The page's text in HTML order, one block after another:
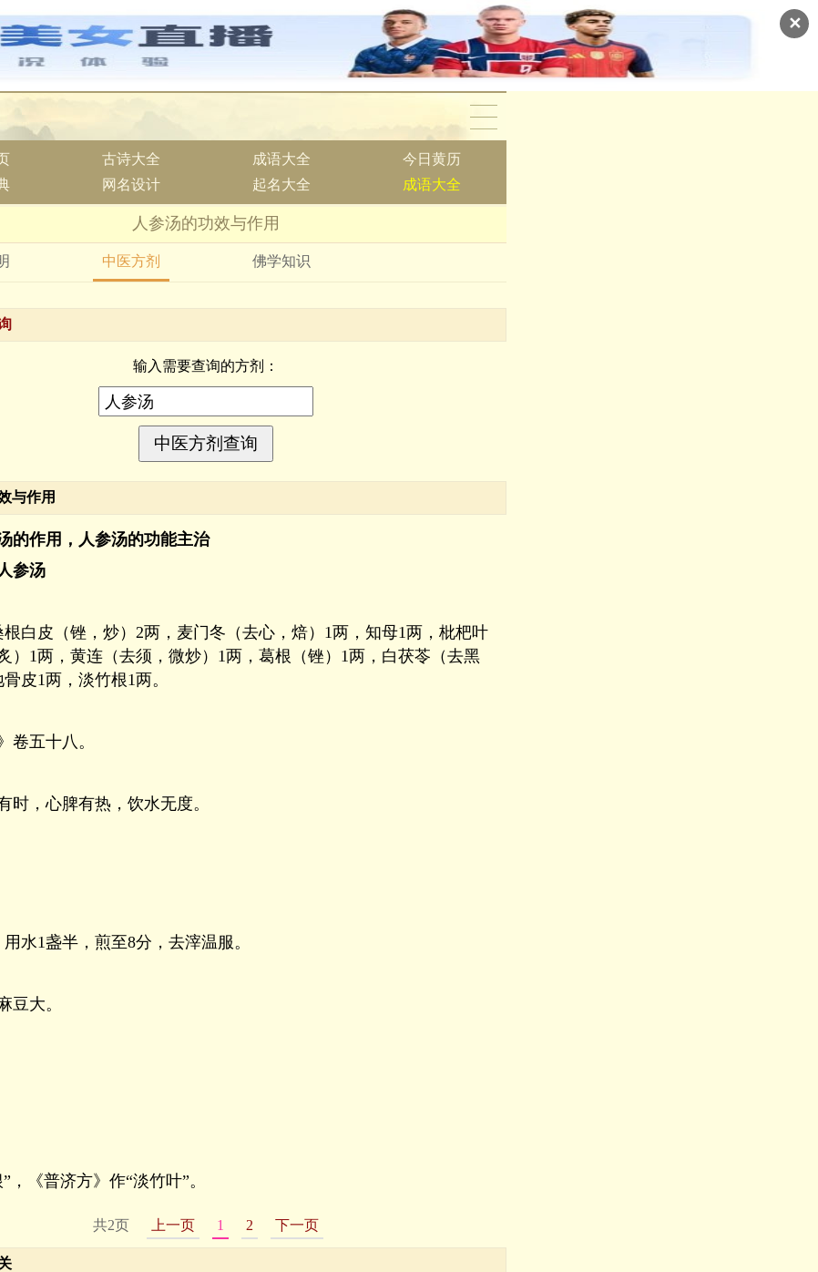
✕
古诗大全 成语大全
今日黄历
网名设计 起名大全 成语大全
人参汤的功效与作用
中医方剂 佛学知识
输入需要查询的方剂：
与作用
的作用，人参汤的功能主治
参汤
根白皮（锉，炒）2两，麦门冬（去心，焙）1两，知母1两，枇杷叶
）1两，黄连（去须，微炒）1两，葛根（锉）1两，白茯苓（去黑
皮1两，淡竹根1两。
卷五十八。
时，心脾有热，饮水无度。
水1盏半，煎至8分，去滓温服。
豆大。
，《普济方》作“淡竹叶”。
共2页 上一页 1 2 下一页